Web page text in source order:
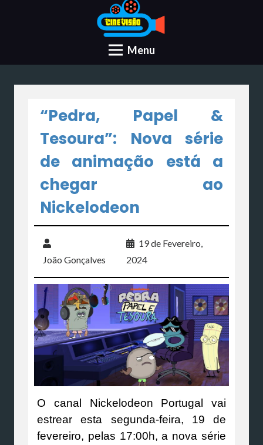
Menu
“Pedra, Papel &
Tesoura”: Nova série
de animação está a
chegar ao
Nickelodeon
João Gonçalves
19 de Fevereiro,
2024
O canal Nickelodeon Portugal vai
estrear esta segunda-feira, 19 de
fevereiro, pelas 17:00h, a nova série